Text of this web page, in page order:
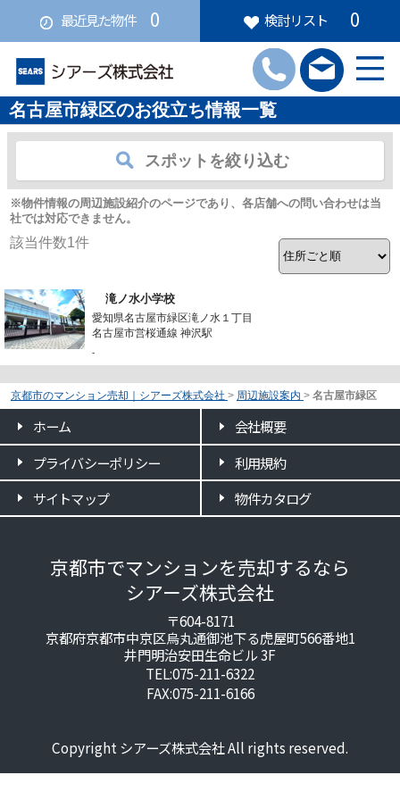
最近見た物件 0 検討リスト 0
名古屋市緑区のお役立ち情報一覧
スポットを絞り込む
※物件情報の周辺施設紹介のページであり、各店舗への問い合わせは当
社では対応できません。
該当件数1件
滝ノ水小学校
愛知県名古屋市緑区滝ノ水１丁目
名古屋市営桜通線 神沢駅
-
京都市のマンション売却｜シアーズ株式会社 > 周辺施設案内 > 名古屋市緑区
ホーム
会社概要
プライバシーポリシー
利用規約
サイトマップ
物件カタログ
京都市でマンションを売却するなら
シアーズ株式会社
〒604-8171
京都府京都市中京区烏丸通御池下る虎屋町566番地1
井門明治安田生命ビル 3F
TEL:075-211-6322
FAX:075-211-6166
Copyright シアーズ株式会社 All rights reserved.